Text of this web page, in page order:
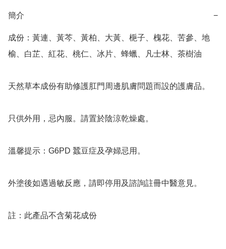
簡介 −
成份：黃連、黃芩、黃柏、大黃、梔子、槐花、苦參、地
榆、白芷、紅花、桃仁、冰片、蜂蠟、凡士林、茶樹油
天然草本成份有助修護肛門周邊肌膚問題而設的護膚品。
只供外用，忌內服。請置於陰涼乾燥處。
溫馨提示：G6PD 蠶豆症及孕婦忌用。
外塗後如遇過敏反應，請即停用及諮詢註冊中醫意見。
註：此產品不含菊花成份